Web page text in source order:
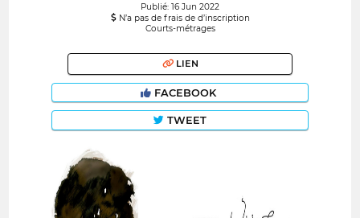
Publié: 16 Jun 2022
N’a pas de frais de d’inscription
Courts-métrages
LIEN
FACEBOOK
TWEET